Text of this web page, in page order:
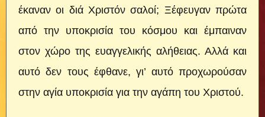
έκαναν οι διά Χριστόν σαλοί; Ξέφευγαν πρώτα
από την υποκρισία του κόσμου και έμπαιναν
στον χώρο της ευαγγελικής αλήθειας. Αλλά και
αυτό δεν τους έφθανε, γι’ αυτό προχωρούσαν
στην αγία υποκρισία για την αγάπη του Χριστού.